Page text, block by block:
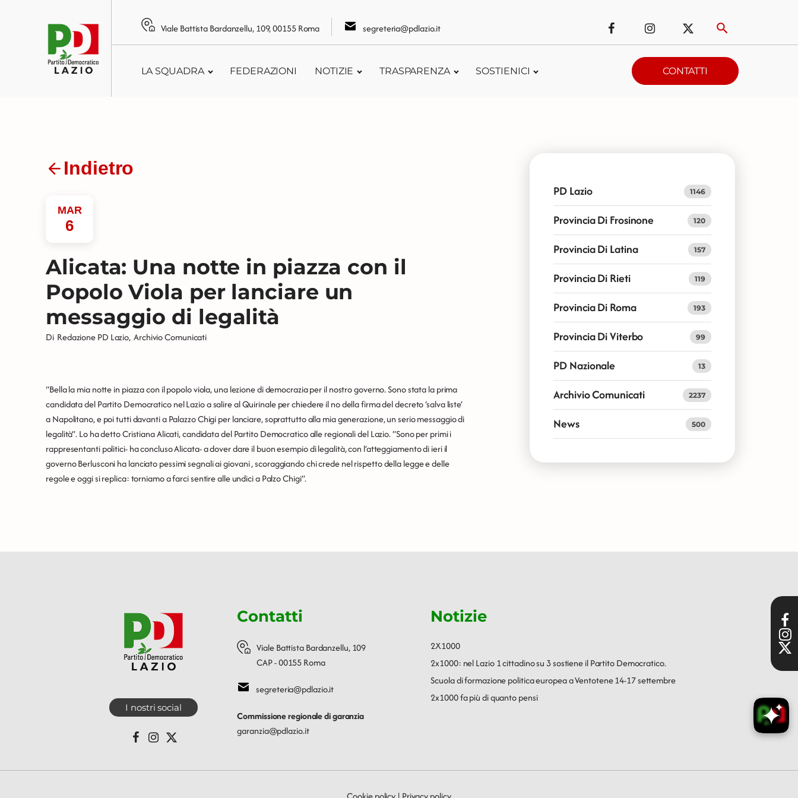
Viale Battista Bardanzellu, 109, 00155 Roma segreteria@pdlazio.it
LA SQUADRA FEDERAZIONI NOTIZIE TRASPARENZA SOSTIENICI CONTATTI
Indietro
MAR
6
Alicata: Una notte in piazza con il
Popolo Viola per lanciare un
messaggio di legalità
Di Redazione PD Lazio, Archivio Comunicati
“Bella la mia notte in piazza con il popolo viola, una lezione di democrazia per il nostro governo. Sono stata la prima
candidata del Partito Democratico nel Lazio a salire al Quirinale per chiedere il no della firma del decreto ‘salva liste’
a Napolitano, e poi tutti davanti a Palazzo Chigi per lanciare, soprattutto alla mia generazione, un serio messaggio di
legalità”. Lo ha detto Cristiana Alicati, candidata del Partito Democratico alle regionali del Lazio. “Sono per primi i
rappresentanti politici- ha concluso Alicata- a dover dare il buon esempio di legalità, con l’atteggiamento di ieri il
governo Berlusconi ha lanciato pessimi segnali ai giovani , scoraggiando chi crede nel rispetto della legge e delle
regole e oggi si replica: torniamo a farci sentire alle undici a Palzo Chigi”.
PD Lazio 1146
Provincia Di Frosinone 120
Provincia Di Latina 157
Provincia Di Rieti 119
Provincia Di Roma 193
Provincia Di Viterbo 99
PD Nazionale 13
Archivio Comunicati 2237
News 500
I nostri social
Contatti
Viale Battista Bardanzellu, 109
CAP - 00155 Roma
segreteria@pdlazio.it
Commissione regionale di garanzia
garanzia@pdlazio.it
Notizie
2X1000
2x1000: nel Lazio 1 cittadino su 3 sostiene il Partito Democratico.
Scuola di formazione politica europea a Ventotene 14-17 settembre
2x1000 fa più di quanto pensi